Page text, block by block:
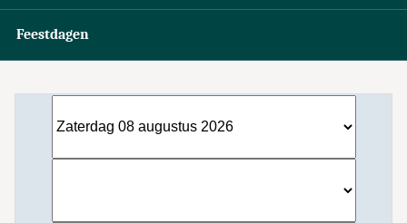
Feestdagen